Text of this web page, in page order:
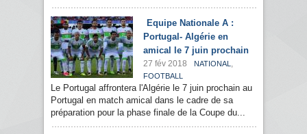
Equipe Nationale A :
Portugal- Algérie en
amical le 7 juin prochain
27 fév 2018 NATIONAL ,
FOOTBALL
Le Portugal affrontera l'Algérie le 7 juin prochain au
Portugal en match amical dans le cadre de sa
préparation pour la phase finale de la Coupe du...